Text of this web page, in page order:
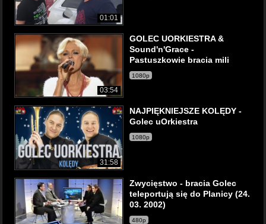
01:01
03:54
GOLEC UORKIESTRA &
Sound'n'Grace -
Pastuszkowie bracia mili
1080p
31:58
NAJPIĘKNIEJSZE KOLĘDY -
Golec uOrkiestra
1080p
Zwycięstwo - bracia Golec
teleportują się do Planicy (24.
03. 2002)
480p